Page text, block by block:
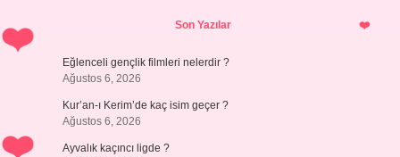
SidebarSon Yazılar
Eğlenceli gençlik filmleri nelerdir ?
Ağustos 6, 2026
Kur’an-ı Kerim’de kaç isim geçer ?
Ağustos 6, 2026
Ayvalık kaçıncı ligde ?